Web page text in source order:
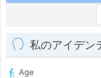
私のアイデン
Age